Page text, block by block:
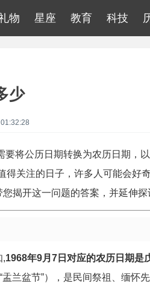
物 星座 教育 科技
少
要将公历日期转换为农历日期，
得关注的日子，许多人可能会好
揭开这一问题的答案，并延伸
,1968年9月7日对应的农历日期是
兰盆节”），是民间祭祖、缅怀先